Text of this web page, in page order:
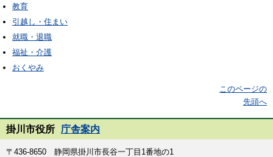
教育
引越し・住まい
就職・退職
福祉・介護
おくやみ
このページの
先頭へ
掛川市役所 庁舎案内
〒436-8650 静岡県掛川市長谷一丁目1番地の1